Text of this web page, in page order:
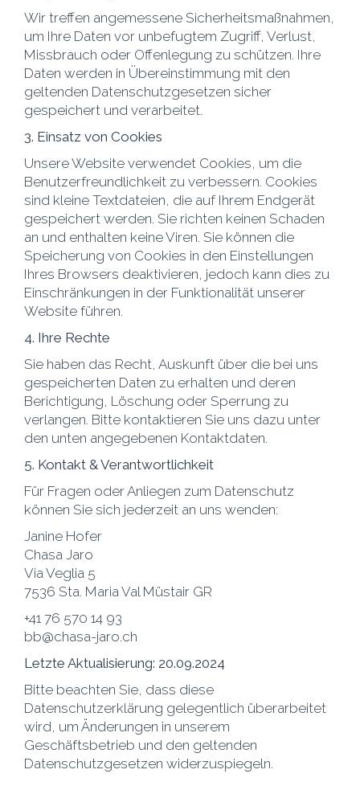
Wir treffen angemessene Sicherheitsmaßnahmen,
um Ihre Daten vor unbefugtem Zugriff, Verlust,
Missbrauch oder Offenlegung zu schützen. Ihre
Daten werden in Übereinstimmung mit den
geltenden Datenschutzgesetzen sicher
gespeichert und verarbeitet.
3. Einsatz von Cookies
Unsere Website verwendet Cookies, um die
Benutzerfreundlichkeit zu verbessern. Cookies
sind kleine Textdateien, die auf Ihrem Endgerät
gespeichert werden. Sie richten keinen Schaden
an und enthalten keine Viren. Sie können die
Speicherung von Cookies in den Einstellungen
Ihres Browsers deaktivieren, jedoch kann dies zu
Einschränkungen in der Funktionalität unserer
Website führen.
4. Ihre Rechte
Sie haben das Recht, Auskunft über die bei uns
gespeicherten Daten zu erhalten und deren
Berichtigung, Löschung oder Sperrung zu
verlangen. Bitte kontaktieren Sie uns dazu unter
den unten angegebenen Kontaktdaten.
5. Kontakt & Verantwortlichkeit
Für Fragen oder Anliegen zum Datenschutz
können Sie sich jederzeit an uns wenden:
Janine Hofer
Chasa Jaro
Via Veglia 5
7536 Sta. Maria Val Müstair GR
+41 76 570 14 93
bb@chasa-jaro.ch
Letzte Aktualisierung: 20.09.2024
Bitte beachten Sie, dass diese
Datenschutzerklärung gelegentlich überarbeitet
wird, um Änderungen in unserem
Geschäftsbetrieb und den geltenden
Datenschutzgesetzen widerzuspiegeln.